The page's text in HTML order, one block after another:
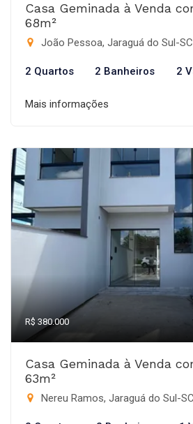
Casa Geminada à Venda
68m²
João Pessoa, Jaraguá do Sul-SC
2 Quartos 2 Banheiros 2
Mais informações
R$ 380.000
Casa Geminada à Venda
63m²
Nereu Ramos, Jaraguá do Sul-SC